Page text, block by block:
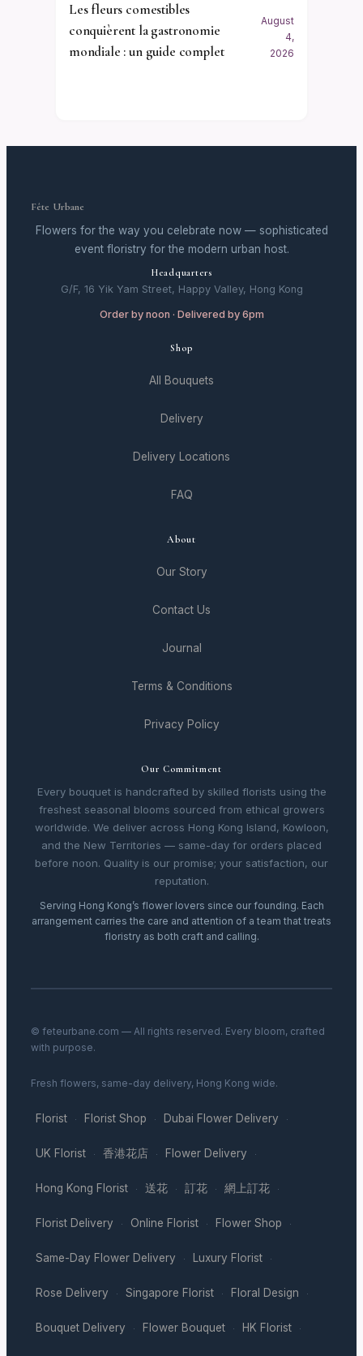
Les fleurs comestibles
conquièrent la gastronomie
mondiale : un guide complet
August
4,
2026
Fête Urbane
Flowers for the way you celebrate now — sophisticated
event floristry for the modern urban host.
Headquarters
G/F, 16 Yik Yam Street, Happy Valley, Hong Kong
Order by noon · Delivered by 6pm
Shop
All Bouquets
Delivery
Delivery Locations
FAQ
About
Our Story
Contact Us
Journal
Terms & Conditions
Privacy Policy
Our Commitment
Every bouquet is handcrafted by skilled florists using the
freshest seasonal blooms sourced from ethical growers
worldwide. We deliver across Hong Kong Island, Kowloon,
and the New Territories — same-day for orders placed
before noon. Quality is our promise; your satisfaction, our
reputation.
Serving Hong Kong’s flower lovers since our founding. Each
arrangement carries the care and attention of a team that treats
floristry as both craft and calling.
© feteurbane.com — All rights reserved. Every bloom, crafted
with purpose.
Fresh flowers, same-day delivery, Hong Kong wide.
Florist · Florist Shop · Dubai Flower Delivery ·
UK Florist · 香港花店 · Flower Delivery ·
Hong Kong Florist · 送花 · 訂花 · 網上訂花 ·
Florist Delivery · Online Florist · Flower Shop ·
Same-Day Flower Delivery · Luxury Florist ·
Rose Delivery · Singapore Florist · Floral Design ·
Bouquet Delivery · Flower Bouquet · HK Florist ·